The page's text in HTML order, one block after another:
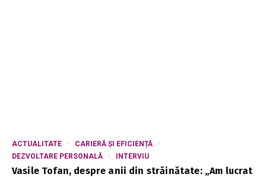
ACTUALITATE
CARIERĂ ȘI EFICIENȚĂ
DEZVOLTARE PERSONALĂ
INTERVIU
Vasile Tofan, despre anii din străinătate: „Am lucrat